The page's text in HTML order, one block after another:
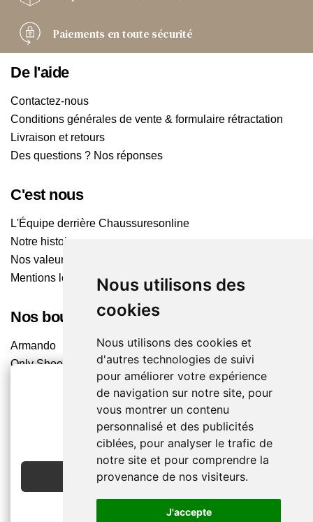
Nous utilisons des
cookies
Nous utilisons des cookies et
d'autres technologies de suivi
pour améliorer votre expérience
de navigation sur notre site, pour
vous montrer un contenu
personnalisé et des publicités
ciblées, pour analyser le trafic de
notre site et pour comprendre la
provenance de nos visiteurs.
J'accepte
2€ OFFERTS
EN CRÉANT UN COMPTE
JE CRÉE MON COMPTE
Paiements en toute sécurité
De l'aide
Contactez-nous
Conditions générales de vente & formulaire rétractation
Livraison et retours
Des questions ? Nos réponses
C'est nous
L'Équipe derrière Chaussuresonline
Notre histoire
Nos valeurs
Mentions légales
Nos boutiques
Armando
Only Shoes
Trouvez le magasin le plus proche
Chaussuresonline sur les Médias sociaux
Suivez-nous sur les réseaux pour les dernières tendances
et bons plans !